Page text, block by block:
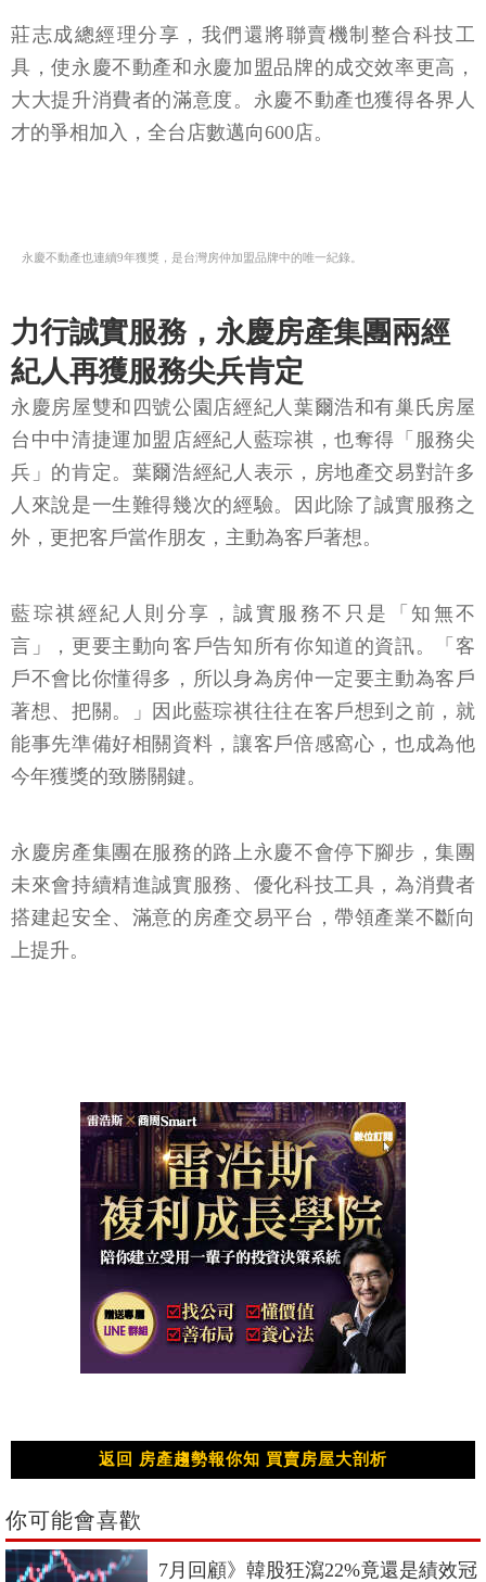
莊志成總經理分享，我們還將聯賣機制整合科技工
具，使永慶不動產和永慶加盟品牌的成交效率更高，
大大提升消費者的滿意度。永慶不動產也獲得各界人
才的爭相加入，全台店數邁向600店。
永慶不動產也連續9年獲獎，是台灣房仲加盟品牌中的唯一紀錄。
力行誠實服務，永慶房產集團兩經
紀人再獲服務尖兵肯定
永慶房屋雙和四號公園店經紀人葉爾浩和有巢氏房屋
台中中清捷運加盟店經紀人藍琮祺，也奪得「服務尖
兵」的肯定。葉爾浩經紀人表示，房地產交易對許多
人來說是一生難得幾次的經驗。因此除了誠實服務之
外，更把客戶當作朋友，主動為客戶著想。
藍琮祺經紀人則分享，誠實服務不只是「知無不
言」，更要主動向客戶告知所有你知道的資訊。「客
戶不會比你懂得多，所以身為房仲一定要主動為客戶
著想、把關。」因此藍琮祺往往在客戶想到之前，就
能事先準備好相關資料，讓客戶倍感窩心，也成為他
今年獲獎的致勝關鍵。
永慶房產集團在服務的路上永慶不會停下腳步，集團
未來會持續精進誠實服務、優化科技工具，為消費者
搭建起安全、滿意的房產交易平台，帶領產業不斷向
上提升。
返回 房產趨勢報你知 買賣房屋大剖析
你可能會喜歡
7月回顧》韓股狂瀉22%竟還是績效冠